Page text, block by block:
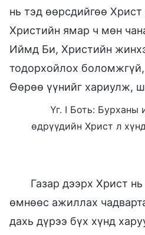
нь тэд өөрсдийгөө Христ
Христийн ямар ч мөн
Иймд Би, Христийн
тодорхойлох
Өөрөө үүнийг хариулж,
Үг. I Боть: Бурханы
өдрүүдийн Христ л
Газар дээрх Христ
өмнөөс ажиллах
дахь дүрээ бүх хүнд